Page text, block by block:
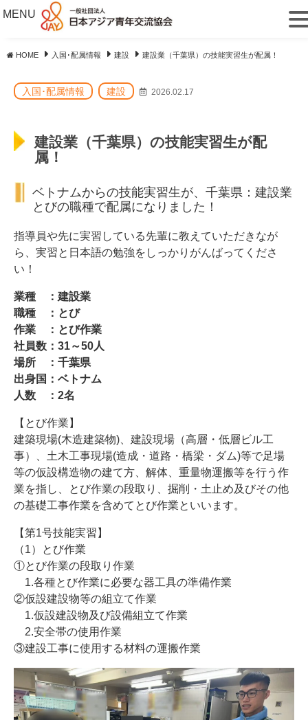
HOME 入国･配属情報 建設 建設業（千葉県）の技能実習生が配属！
入国･配属情報 建設 2026.02.17
建設業（千葉県）の技能実習生が配
属！
ベトナムからの技能実習生が、千葉県：建設業
とびの職種で配属になりました！
指導員や先に実習している先輩に教えていただきなが
ら、実習と日本語の勉強をしっかりがんばってくださ
い！
業種 ：建設業
職種 ：とび
作業 ：とび作業
社員数：31～50人
場所 ：千葉県
出身国：ベトナム
人数 ：2名
【とび作業】
建築現場(木造建築物)、建設現場（高層・低層ビル工
事）、土木工事現場(造成・道路・橋梁・ダム)等で足場
等の仮設構造物の建て方、解体、重量物運搬等を行う作
業を指し、とび作業の段取り、掘削・土止め及びその他
の基礎工事作業を含めてとび作業といいます。
【第1号技能実習】
（1）とび作業
①とび作業の段取り作業
1.各種とび作業に必要な器工具の準備作業
②仮設建設物等の組立て作業
1.仮設建設物及び設備組立て作業
2.安全帯の使用作業
③建設工事に使用する材料の運搬作業
MENU